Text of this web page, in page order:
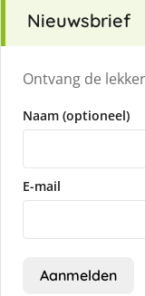
Nieuwsbrief
Ontvang de
Naam (optioneel)
E-mail
Aanmelden